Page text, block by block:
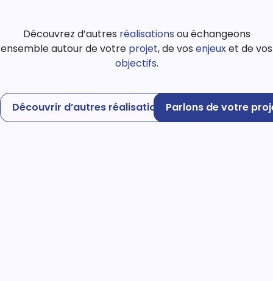
Découvrez d’autres réalisations ou échangeons
ensemble autour de votre projet, de vos enjeuxet de vos
objectifs.
Découvrir d’autres réalisationsParlons de votre